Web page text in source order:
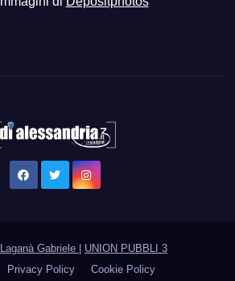
Gabriele
UNION PUBBLI 3
Privacy Policy Cookie Policy